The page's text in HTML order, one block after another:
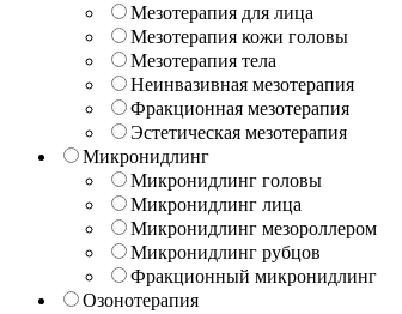
Мезотерапия для лица
Мезотерапия кожи головы
Мезотерапия тела
Неинвазивная мезотерапия
Фракционная мезотерапия
Эстетическая мезотерапия
Микронидлинг
Микронидлинг головы
Микронидлинг лица
Микронидлинг мезороллером
Микронидлинг рубцов
Фракционный микронидлинг
Озонотерапия